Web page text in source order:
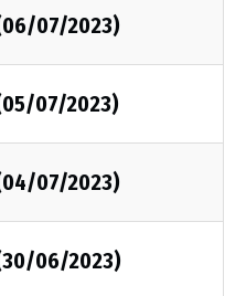
07/2023)
07/2023)
07/2023)
06/2023)